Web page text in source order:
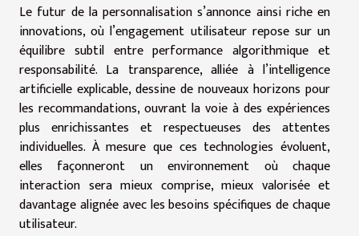
Le futur de la personnalisation s’annonce ainsi riche en
innovations, où l’engagement utilisateur repose sur un
équilibre subtil entre performance algorithmique et
responsabilité. La transparence, alliée à l’intelligence
artificielle explicable, dessine de nouveaux horizons pour
les recommandations, ouvrant la voie à des expériences
plus enrichissantes et respectueuses des attentes
individuelles. À mesure que ces technologies évoluent,
elles façonneront un environnement où chaque
interaction sera mieux comprise, mieux valorisée et
davantage alignée avec les besoins spécifiques de chaque
utilisateur.